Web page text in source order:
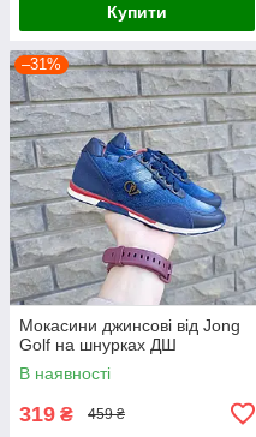
Купити
–31%
Мокасини джинсові від Jong
Golf на шнурках ДШ
В наявності
319 ₴ 459 ₴